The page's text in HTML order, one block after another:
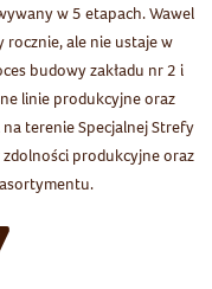
w 5 etapach. Wawel
ale nie ustaje w
budowy zakładu nr 2 i
linie produkcyjne oraz
terenie Specjalnej Strefy
produkcyjne oraz